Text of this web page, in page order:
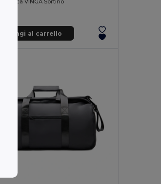
termica VINGA Sortino
al carrello